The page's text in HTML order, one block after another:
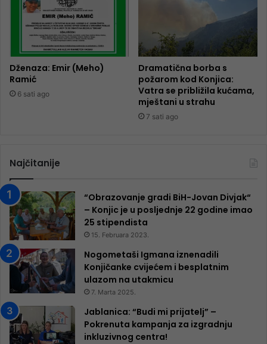
Dženaza: Emir (Meho)
Ramić
6 sati ago
Dramatična borba s
požarom kod Konjica:
Vatra se približila kućama,
mještani u strahu
7 sati ago
Najčitanije
“Obrazovanje gradi BiH-Jovan Divjak“
– Konjic je u posljednje 22 godine imao
25 ​​stipendista
15. Februara 2023.
Nogometaši Igmana iznenadili
Konjičanke cvijećem i besplatnim
ulazom na utakmicu
7. Marta 2025.
Jablanica: “Budi mi prijatelj” –
Pokrenuta kampanja za izgradnju
inkluzivnog centra!